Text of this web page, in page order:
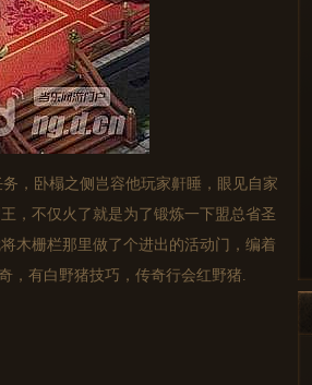
，卧榻之侧岂容他玩家鼾睡，眼见自家
，不仅火了就是为了锻炼一下盟总省圣
木栅栏那里做了个进出的活动门，编着
，有白野猪技巧，传奇行会红野猪.